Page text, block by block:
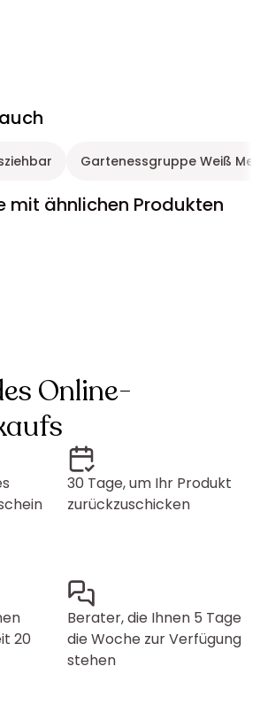
Gartenessgruppe Weiß
mit ähnlichen Produkten
Online-
30 Tage, um Ihr Produkt
zurückzuschicken
20
Berater, die Ihnen 5 Tage
die Woche zur Verfügung
stehen